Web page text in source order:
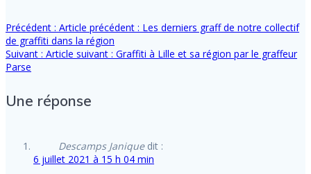
Précédent : Article précédent : Les derniers graff de notre collectif
de graffiti dans la région
Suivant : Article suivant : Graffiti à Lille et sa région par le graffeur
Parse
Une réponse
Descamps Janique dit :
6 juillet 2021 à 15 h 04 min